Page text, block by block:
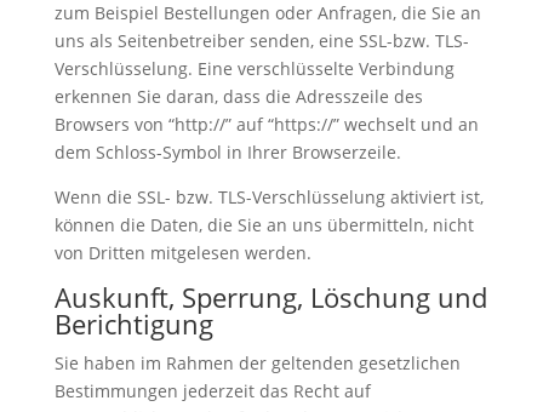
zum Beispiel Bestellungen oder Anfragen, die Sie an
uns als Seitenbetreiber senden, eine SSL-bzw. TLS-
Verschlüsselung. Eine verschlüsselte Verbindung
erkennen Sie daran, dass die Adresszeile des
Browsers von “http://” auf “https://” wechselt und an
dem Schloss-Symbol in Ihrer Browserzeile.
Wenn die SSL- bzw. TLS-Verschlüsselung aktiviert ist,
können die Daten, die Sie an uns übermitteln, nicht
von Dritten mitgelesen werden.
Auskunft, Sperrung, Löschung und
Berichtigung
Sie haben im Rahmen der geltenden gesetzlichen
Bestimmungen jederzeit das Recht auf